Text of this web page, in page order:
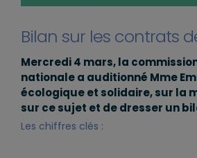
Bilan sur les contrats
Mercredi 4 mars, la
nationale a auditionné Mme
écologique et solidaire, sur la
sur ce sujet et de dresser un
Les chiffres clés :